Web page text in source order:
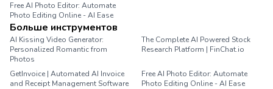
Free AI Photo Editor: Automate
Photo Editing Online - AI Ease
Больше инструментов
AI Kissing Video Generator:
Personalized Romantic from
Photos
The Complete AI Powered Stock
Research Platform | FinChat.io
GetInvoice | Automated AI Invoice
and Receipt Management Software
Free AI Photo Editor: Automate
Photo Editing Online - AI Ease